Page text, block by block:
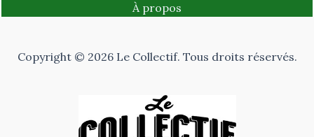
À propos
Copyright © 2026 Le Collectif. Tous droits réservés.